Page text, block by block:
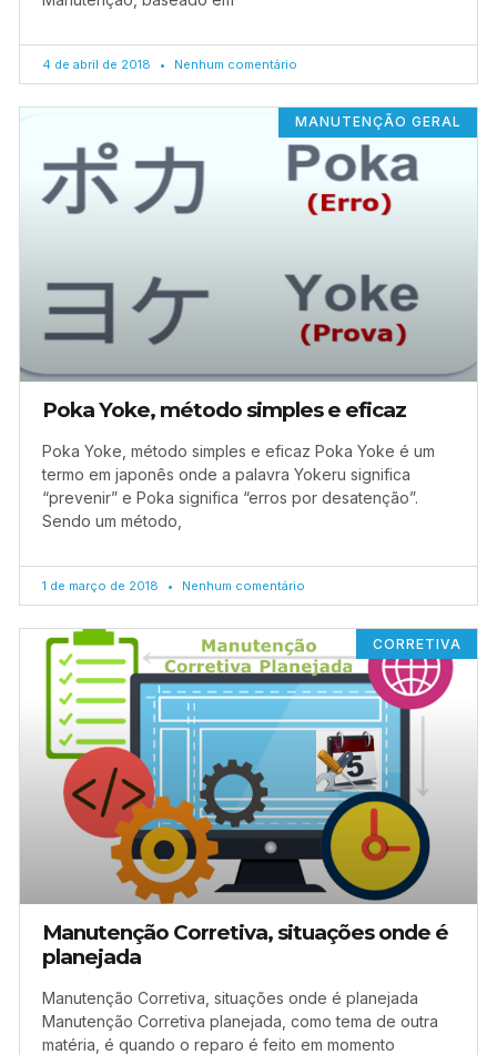
4 de abril de 2018 Nenhum comentário
MANUTENÇÃO GERAL
Poka Yoke, método simples e eficaz
Poka Yoke, método simples e eficaz Poka Yoke é um
termo em japonês onde a palavra Yokeru significa
“prevenir” e Poka significa “erros por desatenção”.
Sendo um método,
1 de março de 2018 Nenhum comentário
CORRETIVA
Manutenção Corretiva, situações onde é
planejada
Manutenção Corretiva, situações onde é planejada
Manutenção Corretiva planejada, como tema de outra
matéria, é quando o reparo é feito em momento